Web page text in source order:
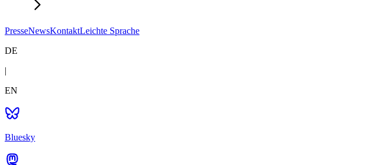
PresseNewsKontaktLeichte Sprache
DE
|
EN
Bluesky